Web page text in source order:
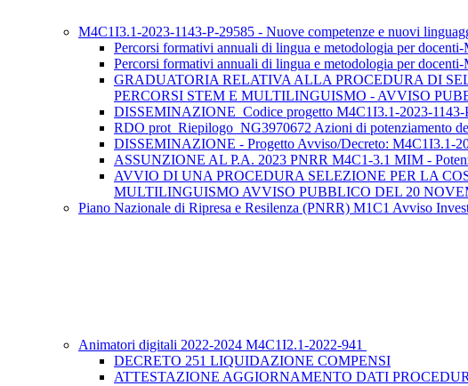
M4C1I3.1-2023-1143-P-29585 - Nuove competenze e nuovi
Percorsi formativi annuali di lingua e metodologia per
Percorsi formativi annuali di lingua e metodologia per
GRADUATORIA RELATIVA ALLA PROCEDURA DI
PERCORSI STEM E MULTILINGUISMO - AVVISO
DISSEMINAZIONE_Codice progetto M4C1I3.1-2023-
RDO prot_Riepilogo_NG3970672 Azioni di potenziamento
DISSEMINAZIONE - Progetto Avviso/Decreto: M4C1I3.1-
ASSUNZIONE AL P.A. 2023 PNRR M4C1-3.1 MIM -
AVVIO DI UNA PROCEDURA SELEZIONE PER LA
MULTILINGUISMO AVVISO PUBBLICO DEL 20
Piano Nazionale di Ripresa e Resilenza (PNRR) M1C1 Avviso
Animatori digitali 2022-2024 M4C1I2.1-2022-941
DECRETO 251 LIQUIDAZIONE COMPENSI
ATTESTAZIONE AGGIORNAMENTO DATI